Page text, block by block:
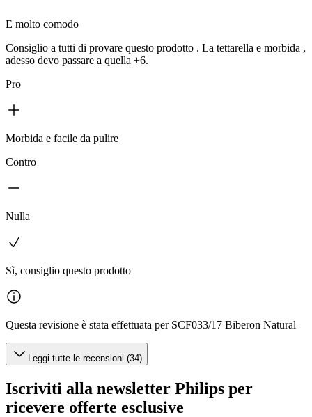
E molto comodo
Consiglio a tutti di provare questo prodotto . La tettarella e morbida ,
adesso devo passare a quella +6.
Pro
Morbida e facile da pulire
Contro
Nulla
Sì, consiglio questo prodotto
Questa revisione è stata effettuata per SCF033/17 Biberon Natural
Leggi tutte le recensioni (34)
Iscriviti alla newsletter Philips per
ricevere offerte esclusive